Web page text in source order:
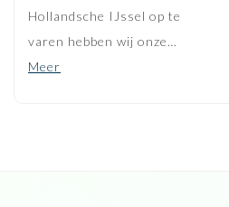
Hollandsche IJssel op te
varen hebben wij onze
verhuurvloot bestaande uit
Meer